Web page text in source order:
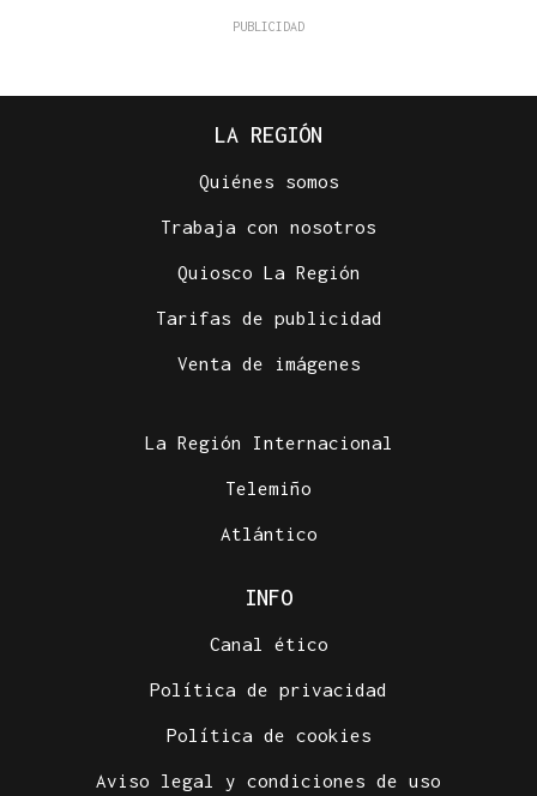
LA REGIÓN
Quiénes somos
Trabaja con nosotros
Quiosco La Región
Tarifas de publicidad
Venta de imágenes
La Región Internacional
Telemiño
Atlántico
INFO
Canal ético
Política de privacidad
Política de cookies
Aviso legal y condiciones de uso